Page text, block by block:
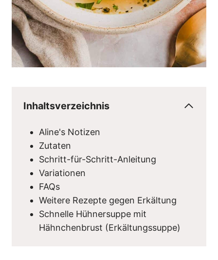
Inhaltsverzeichnis
Aline's Notizen
Zutaten
Schritt-für-Schritt-Anleitung
Variationen
FAQs
Weitere Rezepte gegen Erkältung
Schnelle Hühnersuppe mit
Hähnchenbrust (Erkältungssuppe)